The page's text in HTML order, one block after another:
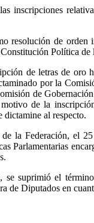
inscripciones
resolución de
Política
de letras de oro
por la
de
de la
dictamine al respecto.
la Federación, el
Parlamentarias
suprimió el
de Diputados en